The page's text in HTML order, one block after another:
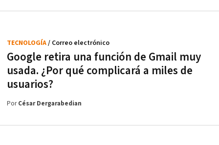
Google retira una función de Gmail muy
usada. ¿Por qué complicará a miles de
usuarios?
TECNOLOGÍA/ Correo electrónico
PorCésar Dergarabedian